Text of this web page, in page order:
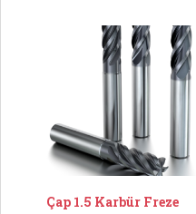
Çap 1.5 Karbür Freze